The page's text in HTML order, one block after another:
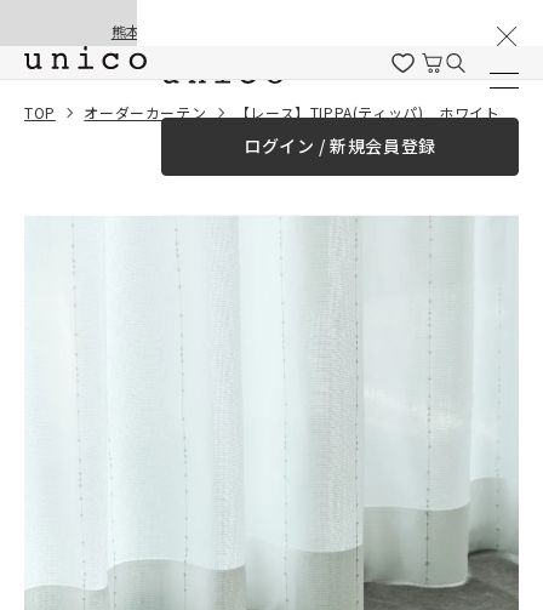
熊本地震の影響による配送遅延と停止について
ログイン / 新規会員登録
インテリア雑貨・その他
TOP オーダーカーテン 【レース】TIPPA(ティッパ) ホワイト
一緒に購入する
合計金額 ¥0（税込）